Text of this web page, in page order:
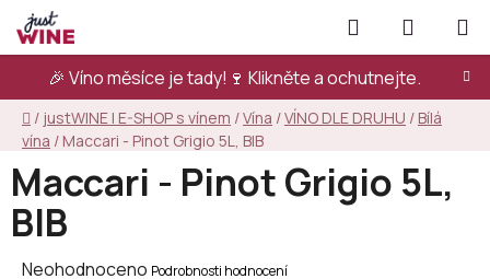
Přejít
na
obsah
🎉 Víno měsíce je tady!🍷 Klikněte a ochutnejte.
Hledat
KOŠÍK
Domů
/ justWINE | E-SHOP s vínem /Vína /VÍNO DLE DRUHU / Bílá
vína / Maccari - Pinot Grigio 5L, BIB
Maccari - Pinot Grigio 5L,
BIB
Průměrné
Neohodnoceno Podrobnosti hodnocení